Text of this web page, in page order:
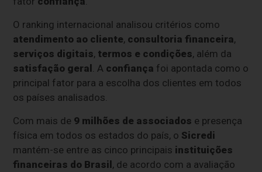
O ranking internacional analisou critérios como
atendimento ao cliente, consultoria financeira,
serviços digitais, termos e condições, além da
satisfação geral . A confiança foi apontada como o
principal fator para a escolha dos clientes em todos
os países analisados.
Com mais de 9 milhões de associados e presença
física em todos os estados do país, o Sicredi
mantém-se entre as cinco principais instituições
financeiras do Brasil, de acordo com a avaliação